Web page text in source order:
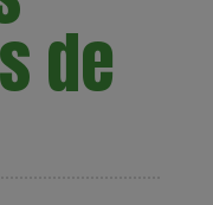
de